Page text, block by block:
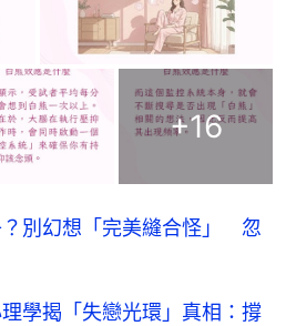
+16
別幻想「完美縫合怪」 忽
學揭「失戀光環」真相：撐